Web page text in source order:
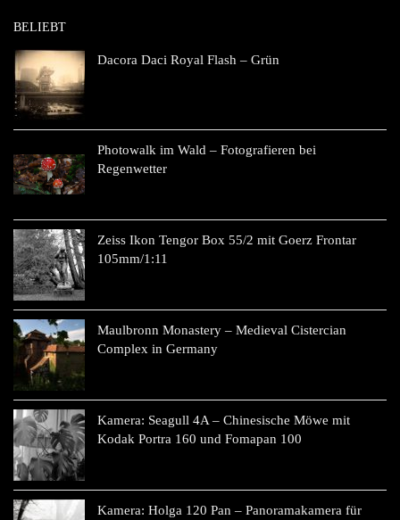
BELIEBT
Dacora Daci Royal Flash – Grün
Photowalk im Wald – Fotografieren bei
Regenwetter
Zeiss Ikon Tengor Box 55/2 mit Goerz Frontar
105mm/1:11
Maulbronn Monastery – Medieval Cistercian
Complex in Germany
Kamera: Seagull 4A – Chinesische Möwe mit
Kodak Portra 160 und Fomapan 100
Kamera: Holga 120 Pan – Panoramakamera für